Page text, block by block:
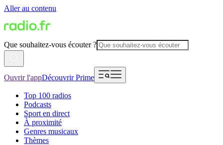
Aller au contenu
Que souhaitez-vous écouter ?
Ouvrir l'appDécouvrir Prime
Top 100 radios
Podcasts
Sport en direct
À proximité
Genres musicaux
Thèmes